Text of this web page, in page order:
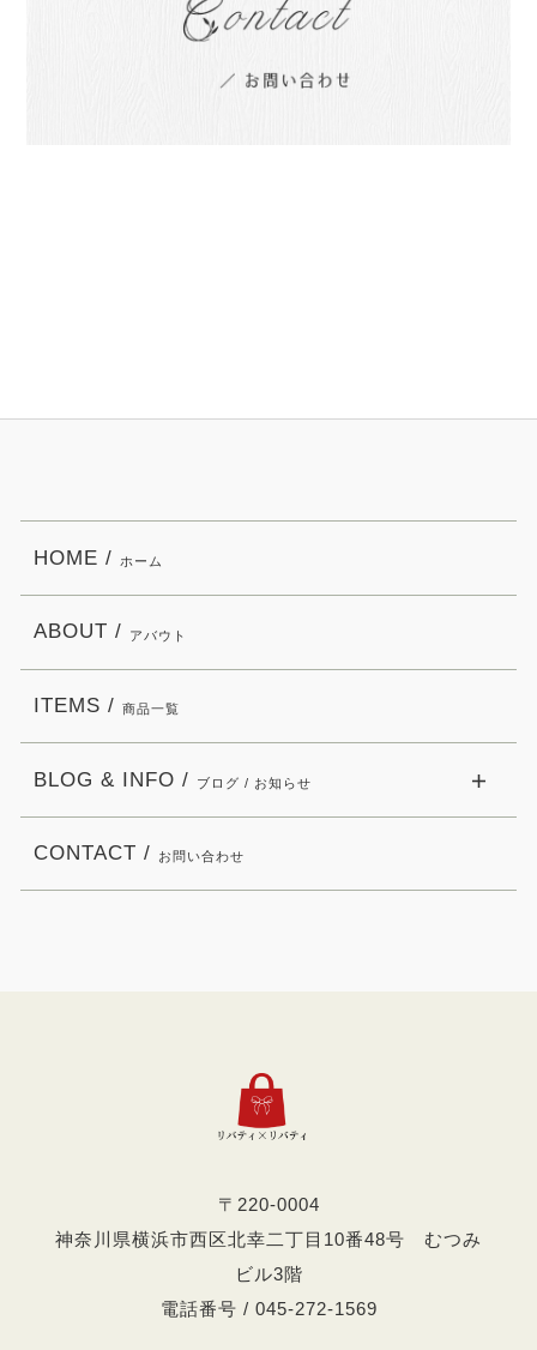
〒220-0004
神奈川県横浜市西区北幸二丁目10番48号 むつみ
ビル3階
電話番号 / 045-272-1569
HOME / ホーム
ABOUT / アバウト
ITEMS / 商品一覧
BLOG & INFO / ブログ / お知らせ
CONTACT / お問い合わせ